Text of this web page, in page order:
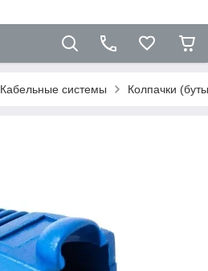
Кабельные системы Колпачки